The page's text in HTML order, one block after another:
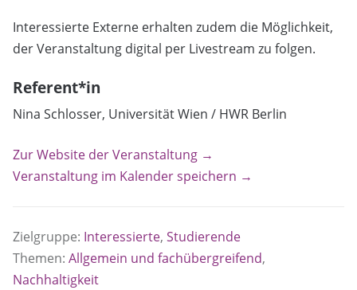
Interessierte Externe erhalten zudem die Möglichkeit,
der Veranstaltung digital per Livestream zu folgen.
Referent*in
Nina Schlosser, Universität Wien / HWR Berlin
Zur Website der Veranstaltung →
Veranstaltung im Kalender speichern →
Zielgruppe: Interessierte, Studierende
Themen: Allgemein und fachübergreifend,
Nachhaltigkeit